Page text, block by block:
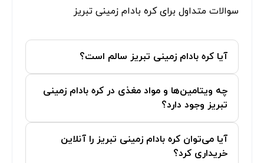
سوالات متداول برای کره بادام زمینی تبریز
آیا کره بادام زمینی تبریز سالم است؟
چه ویتامین‌ها و مواد مغذی در کره بادام زمینی
تبریز وجود دارد؟
آیا می‌توان کره بادام زمینی تبریز را آنلاین
خریداری کرد؟